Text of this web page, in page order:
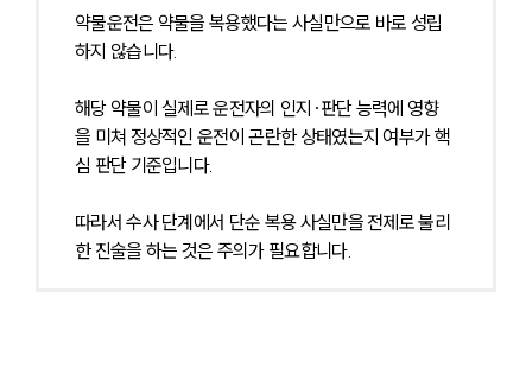
약물운전은 약물을 복용했다는 사실만으로 바로 성립
하지 않습니다.
해당 약물이 실제로 운전자의 인지·판단 능력에 영향
을 미쳐 정상적인 운전이 곤란한 상태였는지 여부가 핵
심 판단 기준입니다.
따라서 수사 단계에서 단순 복용 사실만을 전제로 불리
한 진술을 하는 것은 주의가 필요합니다.